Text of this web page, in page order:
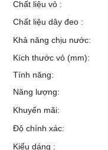
Chất liệu vỏ :
Chất liệu dây đeo :
Khả năng chịu nước:
Kích thước vỏ (mm):
Tính năng:
Năng lượng:
Khuyến mãi:
Độ chính xác:
Kiểu dáng :